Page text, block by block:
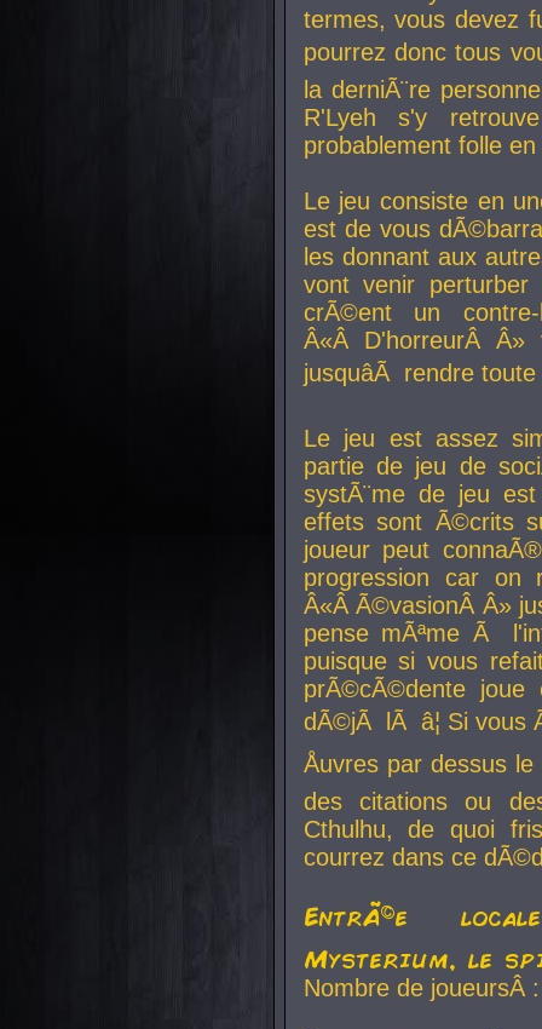
termes, vous devez
pourrez donc tous
la derniÃ¨re
R'Lyeh s'y
probablement folle
Le jeu consiste en
est de vous
les donnant aux
vont venir perturber
crÃ©ent un
Â«Â D'horreurÂ
jusquâÃ rendre
Le jeu est assez
partie de jeu de
systÃ¨me de jeu
effets sont Ã©crits
joueur peut
progression car
Â«Â Ã©vasionÂ Â»
pense mÃªme Ã
puisque si vous
prÃ©cÃ©dente
dÃ©jÃ lÃ â¦ Si vous
Åuvres par dessus
des citations ou
Cthulhu, de quoi
courrez dans ce
EntrÃ©e
Mysterium, le
Nombre de